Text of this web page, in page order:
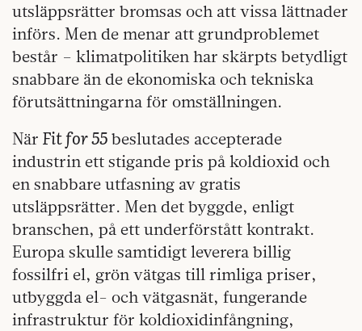
utsläppsrätter bromsas och att vissa lättnader
införs. Men de menar att grundproblemet
består – klimatpolitiken har skärpts betydligt
snabbare än de ekonomiska och tekniska
förutsättningarna för omställningen.
När Fit for 55 beslutades accepterade
industrin ett stigande pris på koldioxid och
en snabbare utfasning av gratis
utsläppsrätter. Men det byggde, enligt
branschen, på ett underförstått kontrakt.
Europa skulle samtidigt leverera billig
fossilfri el, grön vätgas till rimliga priser,
utbyggda el- och vätgasnät, fungerande
infrastruktur för koldioxidinfångning,